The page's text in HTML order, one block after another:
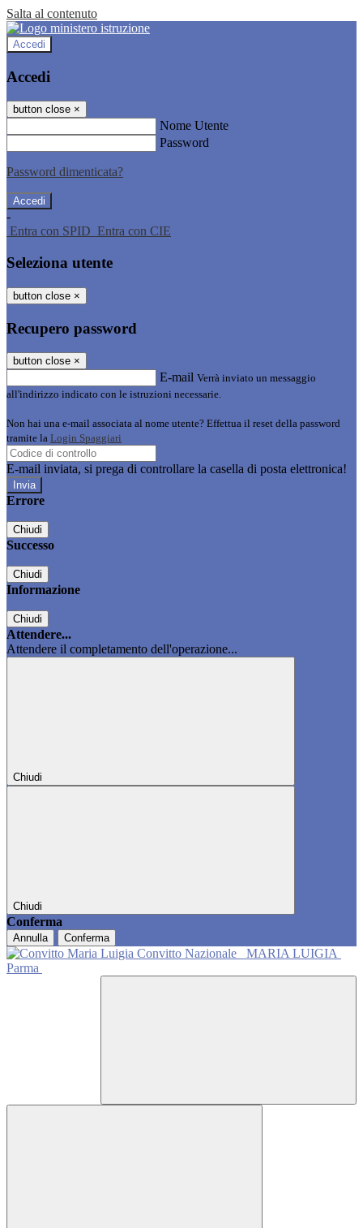
Salta al contenuto
Accedi
Accedi
button close ×
Nome Utente
Password
Password dimenticata?
-
Entra con SPID Entra con CIE
Seleziona utente
button close ×
Recupero password
button close ×
E-mail Verrà inviato un messaggio
all'indirizzo indicato con le istruzioni necessarie.
Non hai una e-mail associata al nome utente? Effettua il reset della password
tramite la Login Spaggiari
E-mail inviata, si prega di controllare la casella di posta elettronica!
Errore
Chiudi
Successo
Chiudi
Informazione
Chiudi
Attendere...
Attendere il completamento dell'operazione...
Chiudi
Chiudi
Conferma
Annulla Conferma
Convitto Nazionale
MARIA LUIGIA
Parma